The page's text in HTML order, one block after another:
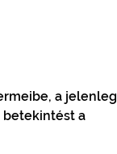
a jelenleg
betekintést a